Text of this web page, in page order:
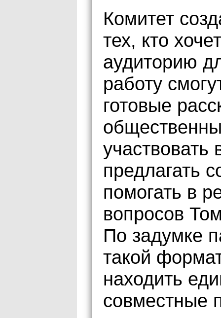
Комитет
тех, кто
аудиторию
работу
готовые
участвовать
предлагать
помогать в
вопросов
По задумке
такой
находить
совместные